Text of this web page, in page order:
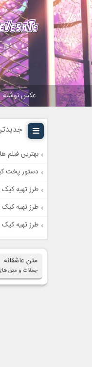
عکس نوشته
بهترین فیلم
دستور پخت کیک
طرز تهیه
طرز تهیه
طرز تهیه کیک
متن عاشقانه
جملات و متن